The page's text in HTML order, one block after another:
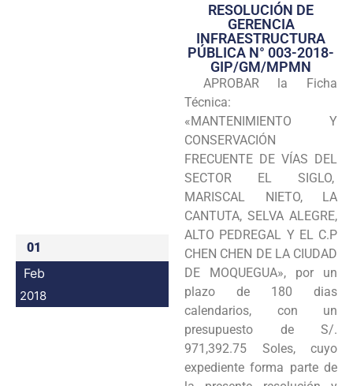
Transparencia
Seguridad
Programas
Intranet
01
Feb
2018
RESOLUCIÓN DE
GERENCIA
INFRAESTRUCTURA
PÚBLICA N° 003-2018-
GIP/GM/MPMN
APROBAR la Ficha
Técnica:
«MANTENIMIENTO Y
CONSERVACIÓN
FRECUENTE DE VÍAS DEL
SECTOR EL SIGLO,
MARISCAL NIETO, LA
CANTUTA, SELVA ALEGRE,
ALTO PEDREGAL Y EL C.P
CHEN CHEN DE LA CIUDAD
DE MOQUEGUA», por un
plazo de 180 dias
calendarios, con un
presupuesto de S/.
971,392.75 Soles, cuyo
expediente forma parte de